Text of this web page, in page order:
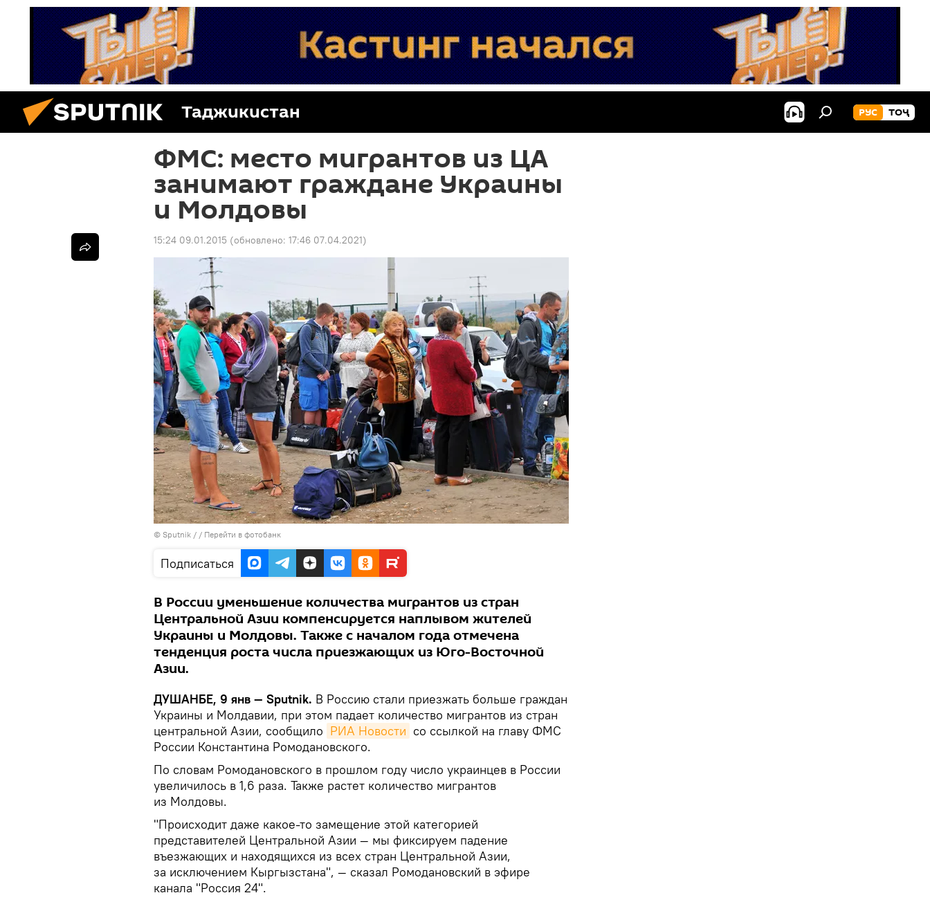
Таджикистан РУС ТОҶ
ФМС: место мигрантов из ЦА
занимают граждане Украины
и Молдовы
15:24 09.01.2015 (обновлено: 17:46 07.04.2021)
© Sputnik / / Перейти в фотобанк
Подписаться
В России уменьшение количества мигрантов из стран
Центральной Азии компенсируется наплывом жителей
Украины и Молдовы. Также с началом года отмечена
тенденция роста числа приезжающих из Юго-Восточной
Азии.
ДУШАНБЕ, 9 янв — Sputnik. В Россию стали приезжать больше граждан
Украины и Молдавии, при этом падает количество мигрантов из стран
центральной Азии, сообщило РИА Новости со ссылкой на главу ФМС
России Константина Ромодановского.
По словам Ромодановского в прошлом году число украинцев в России
увеличилось в 1,6 раза. Также растет количество мигрантов
из Молдовы.
"Происходит даже какое-то замещение этой категорией
представителей Центральной Азии — мы фиксируем падение
въезжающих и находящихся из всех стран Центральной Азии,
за исключением Кыргызстана", — сказал Ромодановский в эфире
канала "Россия 24".